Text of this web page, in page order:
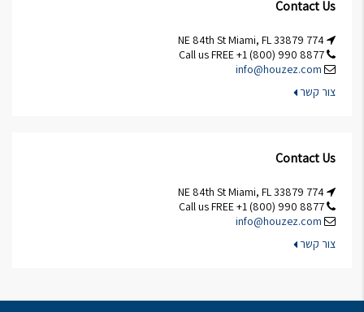
Contact Us
info@houzez.com
צור קשר
Contact Us
info@houzez.com
צור קשר